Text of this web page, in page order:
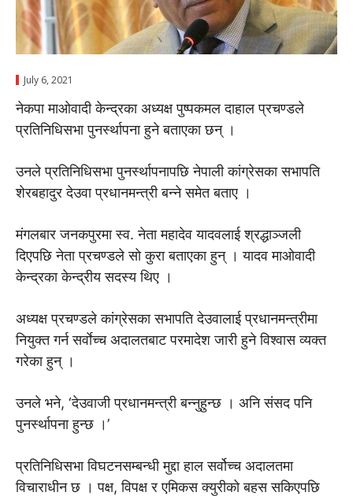
July 6, 2021
नेकपा माओवादी केन्द्रका अध्यक्ष पुष्पकमल दाहाल प्रचण्डले
प्रतिनिधिसभा पुनर्स्थापना हुने बताएका छन् ।
उनले प्रतिनिधिसभा पुनर्स्थापनापछि नेपाली कांग्रेसका सभापति
शेरबहादुर देउवा प्रधानमन्त्री बन्ने समेत बताए ।
मंगलबार जनकपुरमा स्व. नेता महादेव यादवलाई श्रद्धाञ्जली
दिएपछि नेता प्रचण्डले साे कुरा बताएका हुन् । यादव माओवादी
केन्द्रका केन्द्रीय सदस्य थिए ।
अध्यक्ष प्रचण्डले कांग्रेसका सभापति देउवालाई प्रधानमन्त्रीमा
नियुक्त गर्न सर्वाेच्च अदालतबाट परमादेश जारी हुने विश्वास व्यक्त
गरेका हुन् ।
उनले भने, ‘देउवाजी प्रधानमन्त्री बन्नुहुन्छ । अनि संसद पनि
पुनर्स्थापना हुन्छ ।’
प्रतिनिधिसभा विघटनसम्बन्धी मुद्दा हाल सर्वोच्च अदालतमा
विचाराधीन छ । पक्ष, विपक्ष र एमिकस क्युरीको बहस सकिएपछि